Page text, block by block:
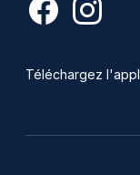
Téléchargez